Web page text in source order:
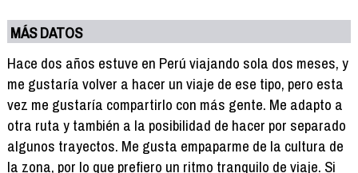
MÁS DATOS
Hace dos años estuve en Perú viajando sola dos meses, y
me gustaría volver a hacer un viaje de ese tipo, pero esta
vez me gustaría compartirlo con más gente. Me adapto a
otra ruta y también a la posibilidad de hacer por separado
algunos trayectos. Me gusta empaparme de la cultura de
la zona, por lo que prefiero un ritmo tranquilo de viaje. Si